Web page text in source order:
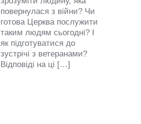
повернулася з війни? Чи
готова Церква послужити
таким людям сьогодні? І
як підготуватися до
зустрічі з ветеранами?
Відповіді на ці […]